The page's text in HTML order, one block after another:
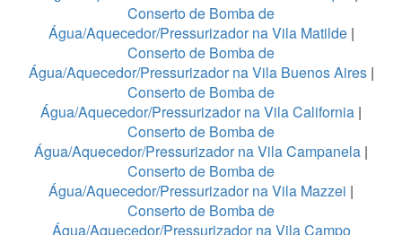
Conserto de Bomba de
Água/Aquecedor/Pressurizador na Vila Matilde|
Conserto de Bomba de
Água/Aquecedor/Pressurizador na Vila Buenos Aires|
Conserto de Bomba de
Água/Aquecedor/Pressurizador na Vila California |
Conserto de Bomba de
Água/Aquecedor/Pressurizador na Vila Campanela |
Conserto de Bomba de
Água/Aquecedor/Pressurizador na Vila Mazzei |
Conserto de Bomba de
Água/Aquecedor/Pressurizador na Vila Campo